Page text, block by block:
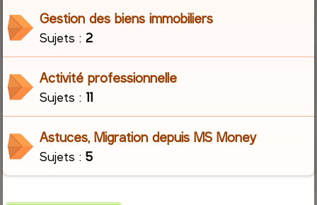
Gestion des biens immobiliers
Sujets :2
Activité professionnelle
Sujets :11
Astuces, Migration depuis MS Money
Sujets :5